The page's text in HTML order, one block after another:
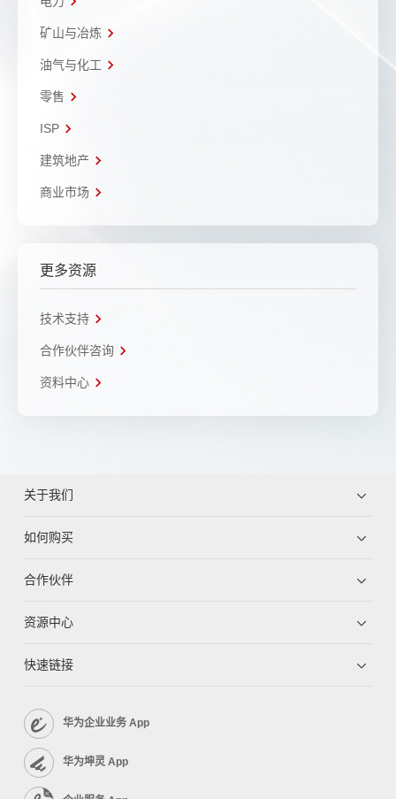
矿山与冶炼
油气与化工
零售
ISP
建筑地产
商业市场
更多资源
技术支持
合作伙伴咨询
资料中心
关于我们
如何购买
合作伙伴
资源中心
快速链接
华为企业业务 App
华为坤灵 App